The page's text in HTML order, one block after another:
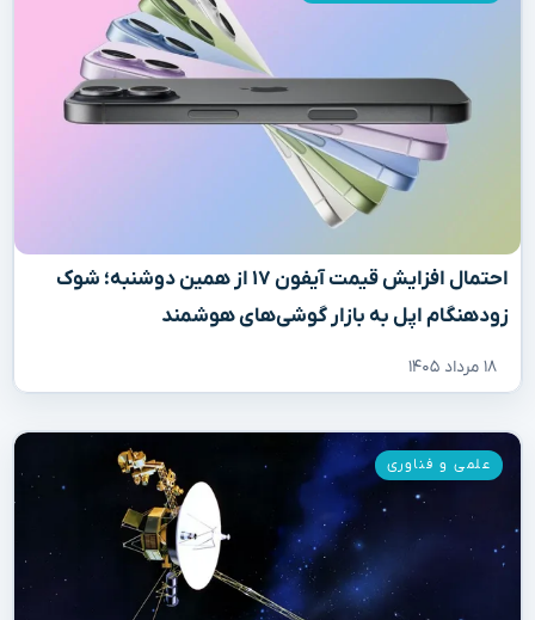
احتمال افزایش قیمت آیفون ۱۷ از همین دوشنبه؛ شوک
زودهنگام اپل به بازار گوشی‌های هوشمند
۱۸ مرداد ۱۴۰۵
علمی و فناوری